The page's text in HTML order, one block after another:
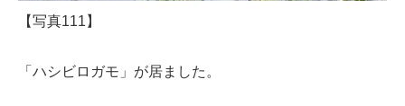
【写真111】
「ハシビロガモ」が居ました。